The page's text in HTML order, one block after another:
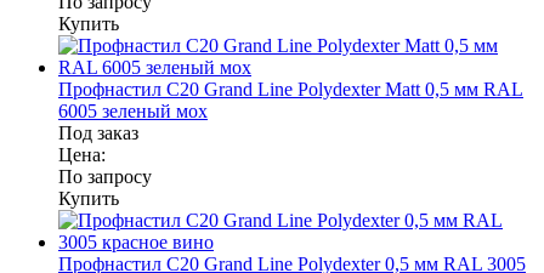
Купить
Профнастил С20 Grand Line Polydexter Matt 0,5 мм RAL
6005 зеленый мох
Под заказ
Цена:
По запросу
Купить
Профнастил С20 Grand Line Polydexter 0,5 мм RAL 3005